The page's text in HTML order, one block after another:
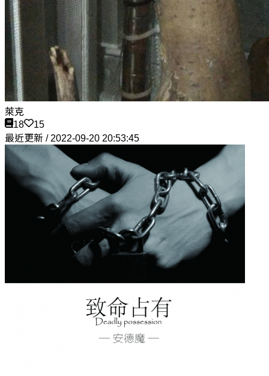
萊克
18
15
最近更新 / 2022-09-20 20:53:45